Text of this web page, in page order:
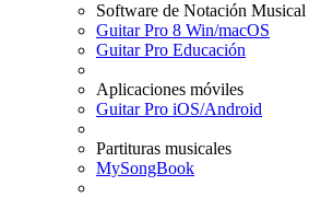
Software de Notación Musical
Guitar Pro 8 Win/macOS
Guitar Pro Educación
Aplicaciones móviles
Guitar Pro iOS/Android
Partituras musicales
MySongBook